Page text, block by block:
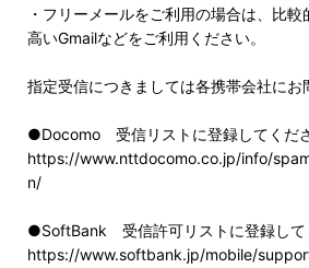
・フリーメールをご利用の場合は、比
高いGmailなどをご利用ください。
指定受信につきましては各携帯会社にお
●Docomo 受信リストに登録してくださ
https://www.nttdocomo.co.jp/info/
n/
●SoftBank 受信許可リストに登録して
https://www.softbank.jp/mobile/